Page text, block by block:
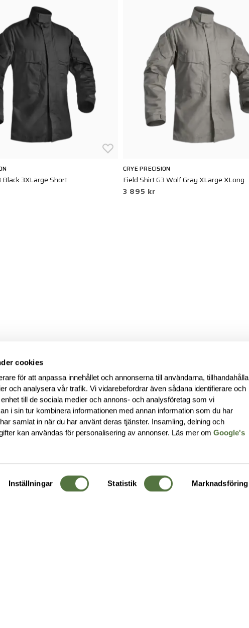
cookies
för att anpassa innehållet och annonserna till användarna, tillhandahålla
och analysera vår trafik. Vi vidarebefordrar även sådana identifierare och
till de sociala medier och annons- och analysföretag som vi
i sin tur kombinera informationen med annan information som du har
samlat in när du har använt deras tjänster. Insamling, delning och
kan användas för personalisering av annonser. Läs mer omGoogle's
Inställningar Statistik Marknadsföring
Black 3XLarge Short
CRYE PRECISION
Field Shirt G3 Wolf Gray XLarge XLong
3 895 kr